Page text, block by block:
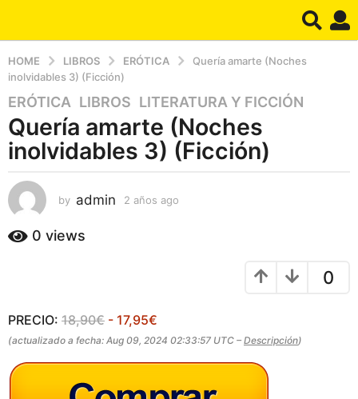
HOME LIBROS ERÓTICA
Quería amarte (Noches
inolvidables 3) (Ficción)
2
a
ñ
o
a
g
o
o
g
ERÓTICA ,LIBROS ,LITERATURA Y FICCIÓN
Quería amarte (Noches
inolvidables 3) (Ficción)
by admin 2 años ago
0 views
0
PRECIO: 18,90€ - 17,95€
(actualizado a fecha: Aug 09, 2024 02:33:57 UTC – Descripción)